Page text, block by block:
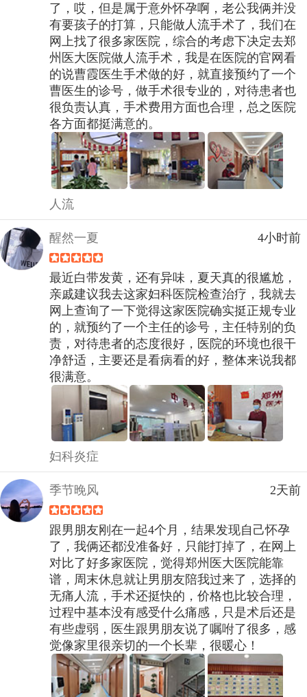
了，哎，但是属于意外怀孕啊，老公我俩并没
有要孩子的打算，只能做人流手术了，我们在
网上找了很多家医院，综合的考虑下决定去郑
州医大医院做人流手术，我是在医院的官网看
的说曹霞医生手术做的好，就直接预约了一个
曹医生的诊号，做手术很专业的，对待患者也
很负责认真，手术费用方面也合理，总之医院
各方面都挺满意的。
人流
醒然一夏 4小时前
最近白带发黄，还有异味，夏天真的很尴尬，
亲戚建议我去这家妇科医院检查治疗，我就去
网上查询了一下觉得这家医院确实挺正规专业
的，就预约了一个主任的诊号，主任特别的负
责，对待患者的态度很好，医院的环境也很干
净舒适，主要还是看病看的好，整体来说我都
很满意。
妇科炎症
季节晚风 2天前
跟男朋友刚在一起4个月，结果发现自己怀孕
了，我俩还都没准备好，只能打掉了，在网上
对比了好多家医院，觉得郑州医大医院能靠
谱，周末休息就让男朋友陪我过来了，选择的
无痛人流，手术还挺快的，价格也比较合理，
过程中基本没有感受什么痛感，只是术后还是
有些虚弱，医生跟男朋友说了嘱咐了很多，感
觉像家里很亲切的一个长辈，很暖心！